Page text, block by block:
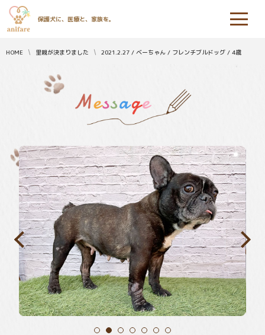
保護犬に、医療と、家族を。
HOME 里親が決まりました 2021.2.27 / ベーちゃん / フレンチブルドッグ / 4歳